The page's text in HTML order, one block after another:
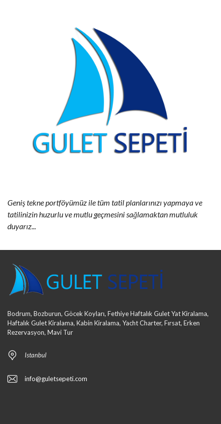
Geniş tekne portföyümüz ile tüm tatil planlarınızı yapmaya ve
tatilinizin huzurlu ve mutlu geçmesini sağlamaktan mutluluk
duyarız...
Bodrum, Bozburun, Göcek Koyları, Fethiye Haftalık Gulet Yat Kiralama,
Haftalık Gulet Kiralama, Kabin Kiralama, Yacht Charter, Fırsat, Erken
Rezervasyon, Mavi Tur
Istanbul
info@guletsepeti.com